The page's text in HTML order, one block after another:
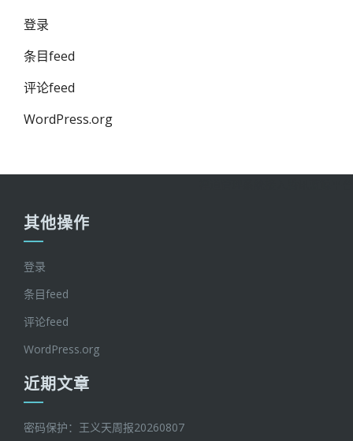
登录
条目feed
评论feed
WordPress.org
其他操作
登录
条目feed
评论feed
WordPress.org
近期文章
密码保护：王义天周报20260807